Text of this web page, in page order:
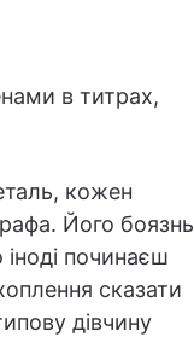
в титрах,
кожен
Його боязнь
починаєш
сказати
дівчину